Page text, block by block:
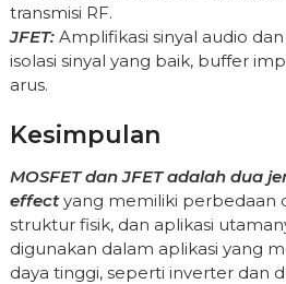
transmisi RF.
JFET:Amplifikasi sinyal audio
isolasi sinyal yang baik, buffer
arus.
Kesimpulan
MOSFET dan JFET adalah dua
effectyang memiliki perbedaan
struktur fisik, dan aplikasi
digunakan dalam aplikasi yang
daya tinggi, seperti inverter dan